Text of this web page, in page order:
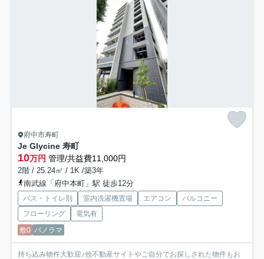
府中市寿町
Je Glycine 寿町
10万円 管理/共益費11,000円
2階 / 25.24㎡ / 1K /築3年
南武線「府中本町」駅 徒歩12分
バス・トイレ別 室内洗濯機置場 エアコン
バルコニー
フローリング
電気有
敷0 パノラマ
持ち込み物件大歓迎♪他不動産サイトやご自分でお探しされた物件もお